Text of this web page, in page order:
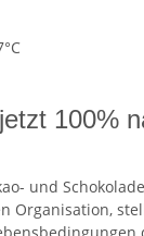
100%
und
Organisation,